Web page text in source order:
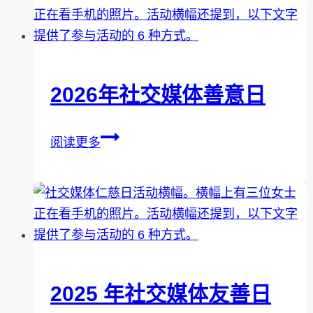
精
神
生
日
2026年社交媒体善意日
阅读更多2026
交
媒
体
意
日
2025 年社交媒体友善日